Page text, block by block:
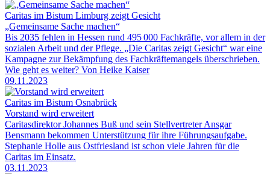
Caritas im Bistum Limburg zeigt Gesicht
„Gemeinsame Sache machen“
Bis 2035 fehlen in Hessen rund 495 000 Fachkräfte, vor allem in der
sozialen Arbeit und der Pflege. „Die Caritas zeigt Gesicht“ war eine
Kampagne zur Bekämpfung des Fachkräftemangels überschrieben.
Wie geht es weiter? Von Heike Kaiser
09.11.2023
Caritas im Bistum Osnabrück
Vorstand wird erweitert
Caritasdirektor Johannes Buß und sein Stellvertreter Ansgar
Bensmann bekommen Unterstützung für ihre Führungsaufgabe.
Stephanie Holle aus Ostfriesland ist schon viele Jahren für die
Caritas im Einsatz.
03.11.2023